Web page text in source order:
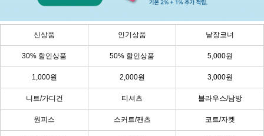
신상품 인기상품 낱장코너
30% 할인상품 50% 할인상품 5,000원
1,000원 2,000원 3,000원
니트/가디건 티셔츠 블라우스/남방
원피스 스커트/팬츠 코트/자켓